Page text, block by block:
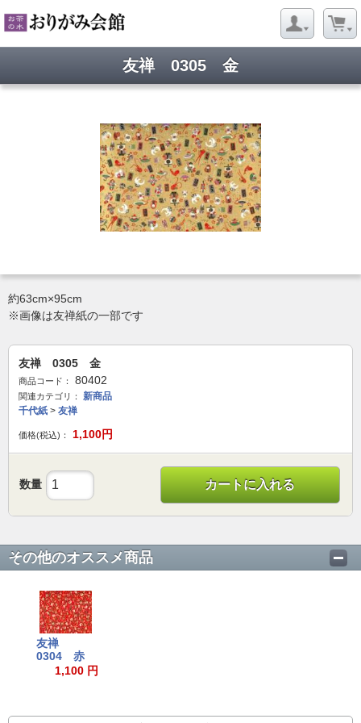
友禅 0305 金
約63cm×95cm
※画像は友禅紙の一部です
友禅 0305 金
商品コード： 80402
関連カテゴリ：
新商品
千代紙 > 友禅
価格(税込)： 1,100円
数量 カートに入れる
その他のオススメ商品
友禅
0304 赤
1,100 円